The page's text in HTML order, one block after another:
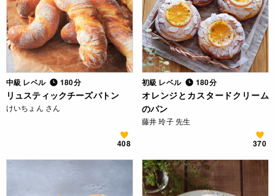
中級 レベル 180分
リュスティックチーズバトン
けいちょん さん
408
初級 レベル 180分
オレンジとカスタードクリーム
のパン
藤井 玲子 先生
370